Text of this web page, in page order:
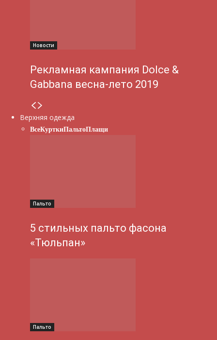
Новости
Рекламная кампания Dolce &
Gabbana весна-лето 2019
Верхняя одежда
ВсеКурткиПальтоПлащи
Пальто
5 стильных пальто фасона
«Тюльпан»
Пальто